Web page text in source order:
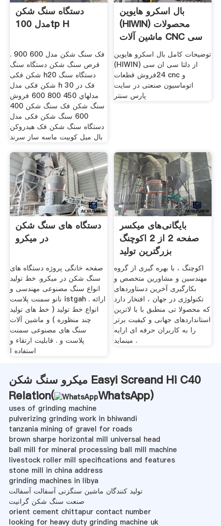
دستگاه سنگ شکن
مدل 100tp H
فک سنگ شکن مدل 600 900 .
قرص سنگ شکن دستگاه سنگ
شکن فکی h20 دستگاه سنگ
شکن فکی مدل h 30 فک در
مدلهاي 450 800 600 فروش
سنگ شکن فک سنگ شکن 400
600 سنگ شکن فکی مدل
دستگاه سنگ شکن فک هیدروکن
بال میل کوبیت ماسه ساز سرند
بال اسکرو هایوین
(HIWIN) محصولات
ماشین آلات CNC سی
ان سی
توضیحات کامل بال اسکرو هایوین
(HIWIN) از دلتا سی ان سی
24فروش قطعات cnc و
اتوماسیون صنعتی در سایت
پارس سنتر
دستگاه های سنگ شکن
در میکرو
صفحه خانگی پروژه دستگاه های
سنگ شکن در میکرو. خط تولید
انواع سنگ مصنوعی مهندسی و
نانو سمنت پلاست istgah . ارائه
انواع خط تولید ( خط های تولید
چند منظوره ) و ماشین آلات
سنگ های مصنوعی سمنت
پلاست و . قابلیت ارتقاء و
استفاده ا
بایگانی‌های میکسر
صفحه 2 از 2 اکوچنگ
بزرگترین تولید
اکوچنگ ، با بهره گیری از گروه
مهندسین و مشاورین متخصص و
بکارگیری آخرین دستاوردهای
تکنولوژی در جهان ، افتخار دارد
که محصولا تی منطبق با با لاترین
استانداردهای جهانی و کیفیت برتر
را به کاربران حرفه ای ارایه
مینماید .
میکرو سنگ شکن Easyi Screand Hi C40
Relation(
WhatsApp)
uses of grinding machine
pulverizing grinding work in bhiwandi
tanzania mining of gravel for roads
brown sharpe horizontal mill universal head
ball mill for mineral processing ball mill machine
livestock roller mill specifications and features
stone mill in china address
grinding machines in libya
تولید کنندگان ماشین سنگزنی آسفالت آسفالت
صنعت سنگ شکن گرانیت
orient cement chittapur contact number
looking for heavy duty grinding machine uk